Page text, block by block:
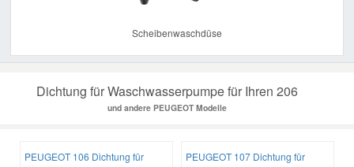
Scheibenwaschdüse
Dichtung für Waschwasserpumpe für Ihren 206
und andere PEUGEOT Modelle
PEUGEOT 106 Dichtung für
PEUGEOT 107 Dichtung für